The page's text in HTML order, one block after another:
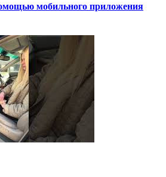
мобильного приложения